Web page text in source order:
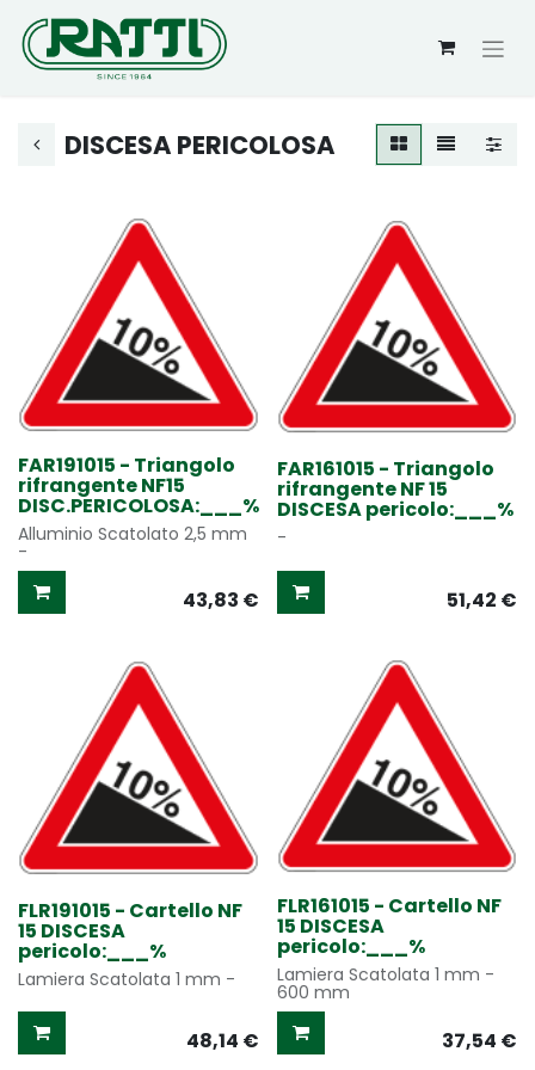
DISCESA PERICOLOSA
FAR191015 - Triangolo
rifrangente NF15
DISC.PERICOLOSA:___%
Alluminio Scatolato 2,5 mm
-
43,83 €
FAR161015 - Triangolo
rifrangente NF 15
DISCESA pericolo:___%
-
51,42 €
FLR191015 - Cartello NF
15 DISCESA
pericolo:___%
Lamiera Scatolata 1 mm -
48,14 €
FLR161015 - Cartello NF
15 DISCESA
pericolo:___%
Lamiera Scatolata 1 mm -
600 mm
37,54 €